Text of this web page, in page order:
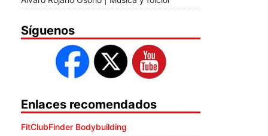
Síguenos
Enlaces recomendados
FitClubFinder Bodybuilding